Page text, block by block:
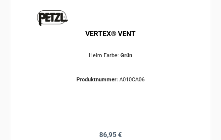
VERTEX® VENT
Helm Farbe: Grün
Produktnummer: A010CA06
Regulärer Preis:
86,95 €